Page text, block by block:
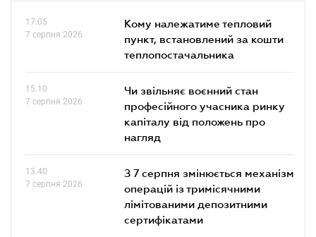
17.05
7 серпня 2026
Кому належатиме тепловий
пункт, встановлений за кошти
теплопостачальника
15.10
7 серпня 2026
Чи звільняє воєнний стан
професійного учасника ринку
капіталу від положень про
нагляд
13.40
7 серпня 2026
З 7 серпня змінюється механізм
операцій із тримісячними
лімітованими депозитними
сертифікатами